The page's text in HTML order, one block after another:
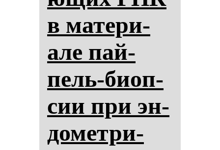
в ма­те­ри­
але пай­
пель-би­оп­
сии при эн­
до­мет­ри­